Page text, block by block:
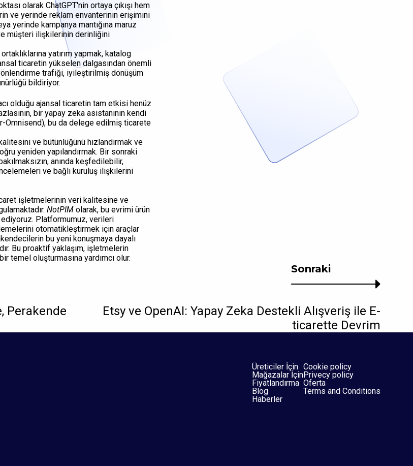
olarak ChatGPT'nin ortaya çıkışı hem
ve yerinde reklam envanterinin erişimini
yerinde kampanya mantığına maruz
müşteri ilişkilerinin derinliğini
yatırım yapmak, katalog
ticaretin yükselen dalgasından önemli
trafiği, iyileştirilmiş dönüşüm
bildiriyor.
olduğu ajansal ticaretin tam etkisi henüz
bir yapay zeka asistanının kendi
Omnisend), bu da delege edilmiş ticarete
ve bütünlüğünü hızlandırmak ve
yeniden yapılandırmak. Bir sonraki
anında keşfedilebilir,
ve bağlı kuruluş ilişkilerini
işletmelerinin veri kalitesine ve
NotPIM olarak, bu evrimi ürün
Platformumuz, verileri
otomatikleştirmek için araçlar
bu yeni konuşmaya dayalı
Bu proaktif yaklaşım, işletmelerin
oluşturmasına yardımcı olur.
Sonraki
Etsy ve OpenAI: Yapay Zeka Destekli Alışveriş ile E-
ticarette Devrim
Perakende
Üreticiler İçin
Mağazalar İçin
Fiyatlandırma
Blog
Haberler
Cookie policy
Privecy policy
Oferta
Terms and Conditions